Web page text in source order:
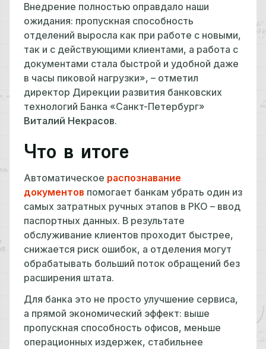
Внедрение полностью оправдало наши
ожидания: пропускная способность
отделений выросла как при работе с новыми,
так и с действующими клиентами, а работа с
документами стала быстрой и удобной даже
в часы пиковой нагрузки», – отметил
директор Дирекции развития банковских
технологий Банка «Санкт-Петербург»
Виталий Некрасов.
Что в итоге
Автоматическое распознавание
документов помогает банкам убрать один из
самых затратных ручных этапов в РКО – ввод
паспортных данных. В результате
обслуживание клиентов проходит быстрее,
снижается риск ошибок, а отделения могут
обрабатывать больший поток обращений без
расширения штата.
Для банка это не просто улучшение сервиса,
а прямой экономический эффект: выше
пропускная способность офисов, меньше
операционных издержек, стабильнее